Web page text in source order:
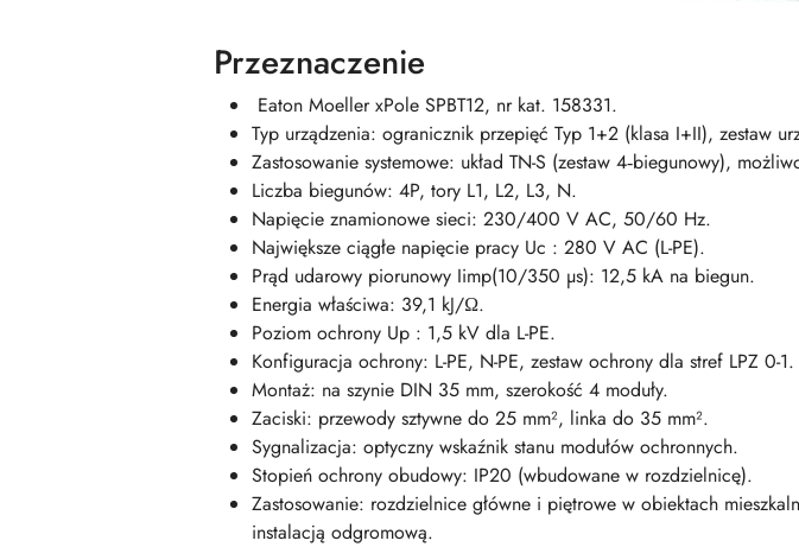
Przeznaczenie
Eaton Moeller xPole SPBT12, nr kat. 158331.
Typ urządzenia: ogranicznik przepięć Typ 1+2 (klasa I+II), zestaw
Zastosowanie systemowe: układ TN-S (zestaw 4‑biegunowy),
Liczba biegunów: 4P, tory L1, L2, L3, N.
Napięcie znamionowe sieci: 230/400 V AC, 50/60 Hz.
Największe ciągłe napięcie pracy Uc ​: 280 V AC (L-PE).
Prąd udarowy piorunowy Iimp(10/350 µs): 12,5 kA na biegun.
Energia właściwa: 39,1 kJ/Ω.
Poziom ochrony Up ​: 1,5 kV dla L-PE.
Konfiguracja ochrony: L-PE, N-PE, zestaw ochrony dla stref LPZ 0-1.
Montaż: na szynie DIN 35 mm, szerokość 4 moduły.
Zaciski: przewody sztywne do 25 mm², linka do 35 mm².
Sygnalizacja: optyczny wskaźnik stanu modułów ochronnych.
Stopień ochrony obudowy: IP20 (wbudowane w rozdzielnicę).
Zastosowanie: rozdzielnice główne i piętrowe w obiektach
instalacją odgromową.